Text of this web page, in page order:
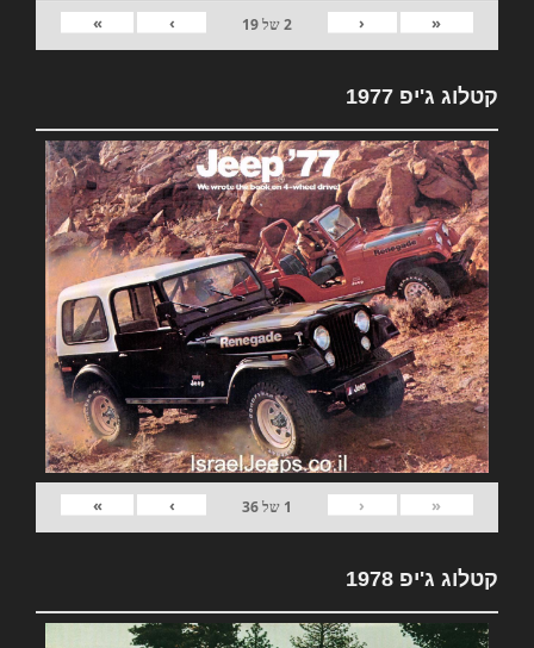
«
‹
2של19
›
»
קטלוג ג'יפ 1977
«
‹
1 של36
›
»
קטלוג ג'יפ 1978